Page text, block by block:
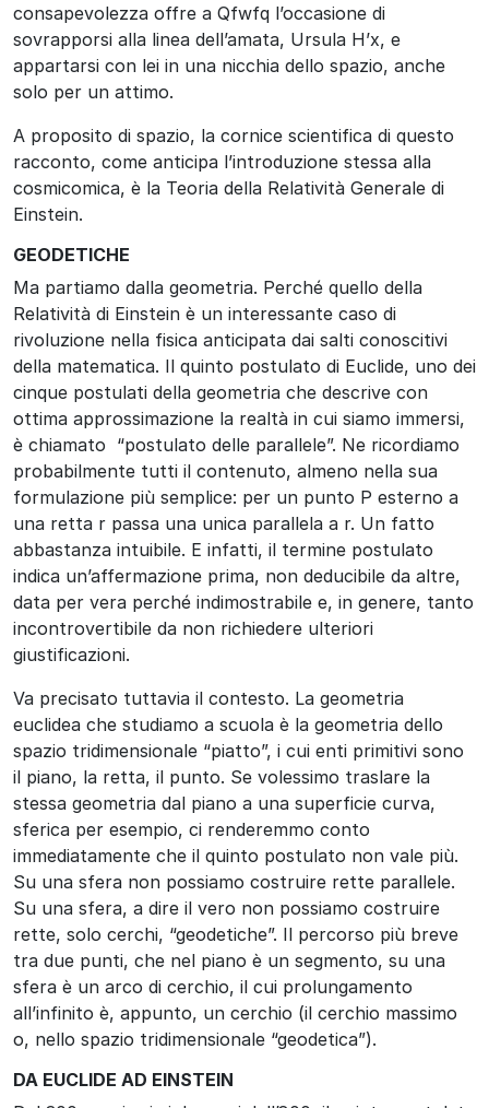
consapevolezza offre a Qfwfq l’occasione di
sovrapporsi alla linea dell’amata, Ursula H’x, e
appartarsi con lei in una nicchia dello spazio, anche
solo per un attimo.
A proposito di spazio, la cornice scientifica di questo
racconto, come anticipa l’introduzione stessa alla
cosmicomica, è la Teoria della Relatività Generale di
Einstein.
GEODETICHE
Ma partiamo dalla geometria. Perché quello della
Relatività di Einstein è un interessante caso di
rivoluzione nella fisica anticipata dai salti conoscitivi
della matematica. Il quinto postulato di Euclide, uno dei
cinque postulati della geometria che descrive con
ottima approssimazione la realtà in cui siamo immersi,
è chiamato “postulato delle parallele”. Ne ricordiamo
probabilmente tutti il contenuto, almeno nella sua
formulazione più semplice: per un punto P esterno a
una retta r passa una unica parallela a r. Un fatto
abbastanza intuibile. E infatti, il termine postulato
indica un’affermazione prima, non deducibile da altre,
data per vera perché indimostrabile e, in genere, tanto
incontrovertibile da non richiedere ulteriori
giustificazioni.
Va precisato tuttavia il contesto. La geometria
euclidea che studiamo a scuola è la geometria dello
spazio tridimensionale “piatto”, i cui enti primitivi sono
il piano, la retta, il punto. Se volessimo traslare la
stessa geometria dal piano a una superficie curva,
sferica per esempio, ci renderemmo conto
immediatamente che il quinto postulato non vale più.
Su una sfera non possiamo costruire rette parallele.
Su una sfera, a dire il vero non possiamo costruire
rette, solo cerchi, “geodetiche”. Il percorso più breve
tra due punti, che nel piano è un segmento, su una
sfera è un arco di cerchio, il cui prolungamento
all’infinito è, appunto, un cerchio (il cerchio massimo
o, nello spazio tridimensionale “geodetica”).
DA EUCLIDE AD EINSTEIN